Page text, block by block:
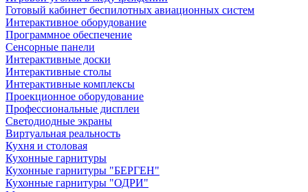
Готовый кабинет беспилотных авиационных систем
Интерактивное оборудование
Программное обеспечение
Сенсорные панели
Интерактивные доски
Интерактивные столы
Интерактивные комплексы
Проекционное оборудование
Профессиональные дисплеи
Светодиодные экраны
Виртуальная реальность
Кухня и столовая
Кухонные гарнитуры
Кухонные гарнитуры "БЕРГЕН"
Кухонные гарнитуры "ОДРИ"